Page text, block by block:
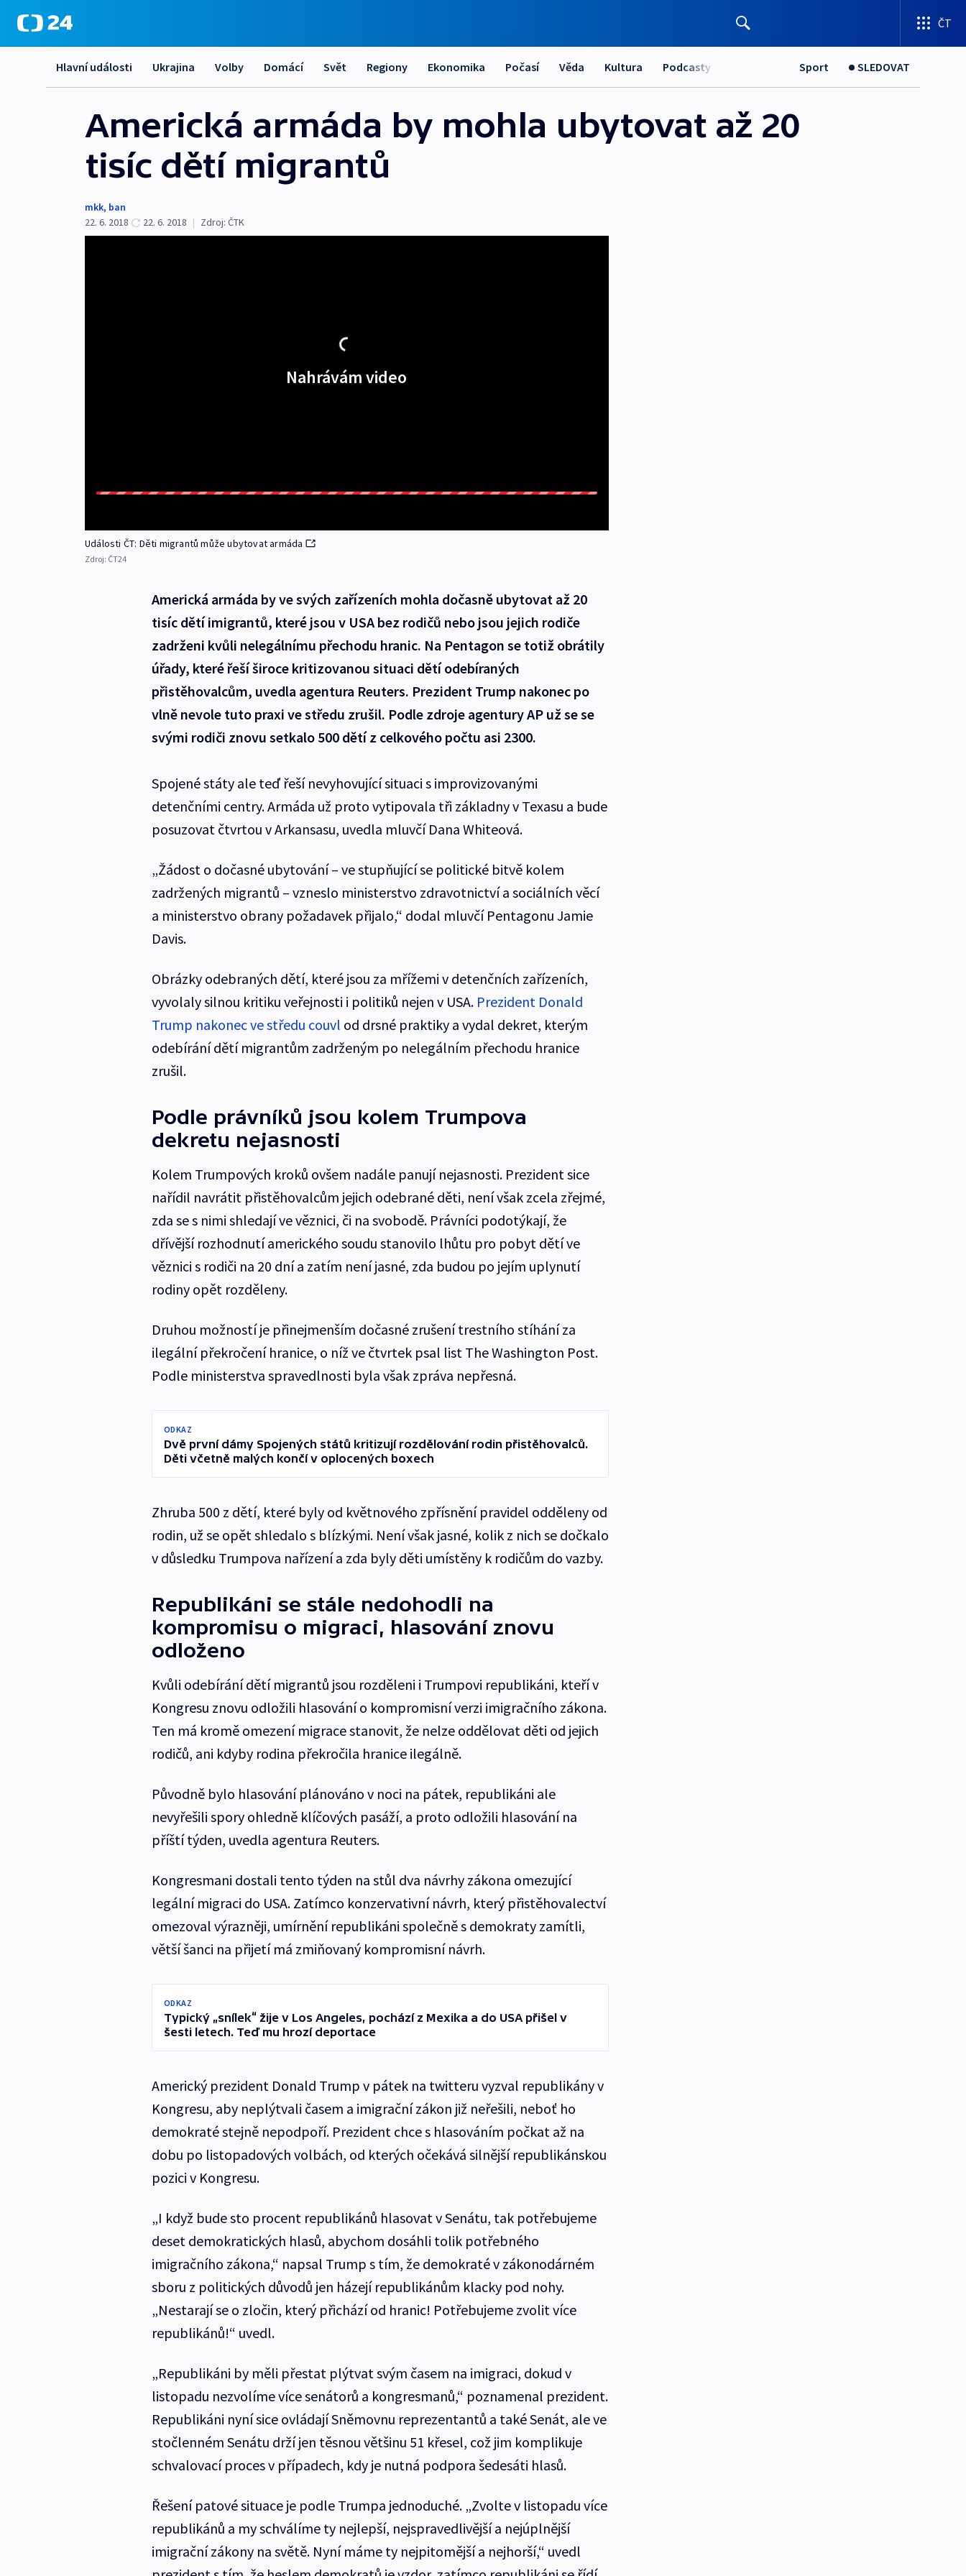
ČT
Hlavní události Ukrajina Volby Domácí Svět Regiony Ekonomika Počasí Věda Kultura Podcasty Sport SLEDOVAT
Americká armáda by mohla ubytovat až 20
tisíc dětí migrantů
mkk, ban
22. 6. 2018
22. 6. 2018 | Zdroj: ČTK
Nahrávám video
Události ČT: Děti migrantů může ubytovat armáda
Zdroj: ČT24
Americká armáda by ve svých zařízeních mohla dočasně ubytovat až 20
tisíc dětí imigrantů, které jsou v USA bez rodičů nebo jsou jejich rodiče
zadrženi kvůli nelegálnímu přechodu hranic. Na Pentagon se totiž obrátily
úřady, které řeší široce kritizovanou situaci dětí odebíraných
přistěhovalcům, uvedla agentura Reuters. Prezident Trump nakonec po
vlně nevole tuto praxi ve středu zrušil. Podle zdroje agentury AP už se se
svými rodiči znovu setkalo 500 dětí z celkového počtu asi 2300.
Spojené státy ale teď řeší nevyhovující situaci s improvizovanými
detenčními centry. Armáda už proto vytipovala tři základny v Texasu a bude
posuzovat čtvrtou v Arkansasu, uvedla mluvčí Dana Whiteová.
„Žádost o dočasné ubytování – ve stupňující se politické bitvě kolem
zadržených migrantů – vzneslo ministerstvo zdravotnictví a sociálních věcí
a ministerstvo obrany požadavek přijalo,“ dodal mluvčí Pentagonu Jamie
Davis.
Obrázky odebraných dětí, které jsou za mřížemi v detenčních zařízeních,
vyvolaly silnou kritiku veřejnosti i politiků nejen v USA. Prezident Donald
Trump nakonec ve středu couvl od drsné praktiky a vydal dekret, kterým
odebírání dětí migrantům zadrženým po nelegálním přechodu hranice
zrušil.
Podle právníků jsou kolem Trumpova
dekretu nejasnosti
Kolem Trumpových kroků ovšem nadále panují nejasnosti. Prezident sice
nařídil navrátit přistěhovalcům jejich odebrané děti, není však zcela zřejmé,
zda se s nimi shledají ve věznici, či na svobodě. Právníci podotýkají, že
dřívější rozhodnutí amerického soudu stanovilo lhůtu pro pobyt dětí ve
věznici s rodiči na 20 dní a zatím není jasné, zda budou po jejím uplynutí
rodiny opět rozděleny.
Druhou možností je přinejmenším dočasné zrušení trestního stíhání za
ilegální překročení hranice, o níž ve čtvrtek psal list The Washington Post.
Podle ministerstva spravedlnosti byla však zpráva nepřesná.
ODKAZ
Dvě první dámy Spojených států kritizují rozdělování rodin přistěhovalců.
Děti včetně malých končí v oplocených boxech
Zhruba 500 z dětí, které byly od květnového zpřísnění pravidel odděleny od
rodin, už se opět shledalo s blízkými. Není však jasné, kolik z nich se dočkalo
v důsledku Trumpova nařízení a zda byly děti umístěny k rodičům do vazby.
Republikáni se stále nedohodli na
kompromisu o migraci, hlasování znovu
odloženo
Kvůli odebírání dětí migrantů jsou rozděleni i Trumpovi republikáni, kteří v
Kongresu znovu odložili hlasování o kompromisní verzi imigračního zákona.
Ten má kromě omezení migrace stanovit, že nelze oddělovat děti od jejich
rodičů, ani kdyby rodina překročila hranice ilegálně.
Původně bylo hlasování plánováno v noci na pátek, republikáni ale
nevyřešili spory ohledně klíčových pasáží, a proto odložili hlasování na
příští týden, uvedla agentura Reuters.
Kongresmani dostali tento týden na stůl dva návrhy zákona omezující
legální migraci do USA. Zatímco konzervativní návrh, který přistěhovalectví
omezoval výrazněji, umírnění republikáni společně s demokraty zamítli,
větší šanci na přijetí má zmiňovaný kompromisní návrh.
ODKAZ
Typický „snílek“ žije v Los Angeles, pochází z Mexika a do USA přišel v
šesti letech. Teď mu hrozí deportace
Americký prezident Donald Trump v pátek na twitteru vyzval republikány v
Kongresu, aby neplýtvali časem a imigrační zákon již neřešili, neboť ho
demokraté stejně nepodpoří. Prezident chce s hlasováním počkat až na
dobu po listopadových volbách, od kterých očekává silnější republikánskou
pozici v Kongresu.
„I když bude sto procent republikánů hlasovat v Senátu, tak potřebujeme
deset demokratických hlasů, abychom dosáhli tolik potřebného
imigračního zákona,“ napsal Trump s tím, že demokraté v zákonodárném
sboru z politických důvodů jen házejí republikánům klacky pod nohy.
„Nestarají se o zločin, který přichází od hranic! Potřebujeme zvolit více
republikánů!“ uvedl.
„Republikáni by měli přestat plýtvat svým časem na imigraci, dokud v
listopadu nezvolíme více senátorů a kongresmanů,“ poznamenal prezident.
Republikáni nyní sice ovládají Sněmovnu reprezentantů a také Senát, ale ve
stočlenném Senátu drží jen těsnou většinu 51 křesel, což jim komplikuje
schvalovací proces v případech, kdy je nutná podpora šedesáti hlasů.
Řešení patové situace je podle Trumpa jednoduché. „Zvolte v listopadu více
republikánů a my schválíme ty nejlepší, nejspravedlivější a nejúplnější
imigrační zákony na světě. Nyní máme ty nejpitomější a nejhorší,“ uvedl